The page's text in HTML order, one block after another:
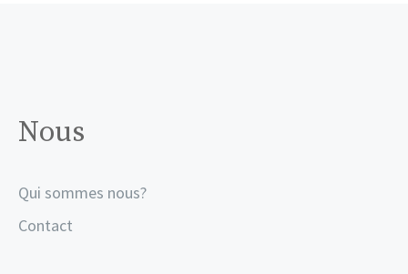
Nous
Qui sommes nous?
Contact